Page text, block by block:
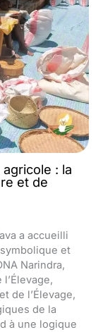
: la
et de
a accueilli
et
Narindra,
de l’Élevage,
de la
à une logique